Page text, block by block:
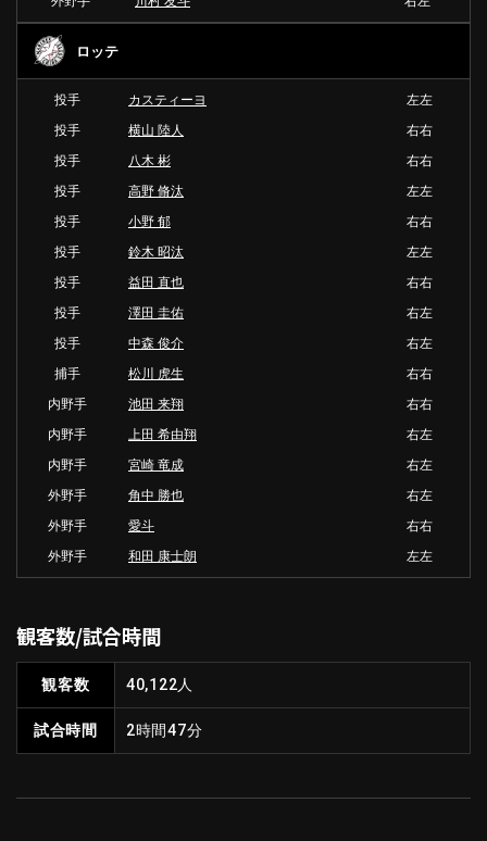
ロッテ
投手 カスティーヨ
左左
投手
横山 陸人
右右
投手
八木 彬
右右
投手
高野 脩汰
左左
投手
小野 郁
右右
投手
鈴木 昭汰
左左
投手
益田 直也
右右
投手
澤田 圭佑
右左
投手
中森 俊介
右左
捕手
松川 虎生
右右
内野手
池田 来翔
右右
内野手
上田 希由翔
右左
内野手
宮崎 竜成
右左
外野手
角中 勝也
右左
外野手
愛斗
右右
外野手
和田 康士朗 左左
観客数/試合時間
観客数 40,122人
試合時間 2時間47分